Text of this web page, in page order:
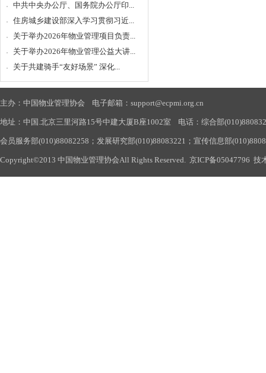
中共中央办公厅、国务院办公厅印...
住房城乡建设部深入学习贯彻习近...
关于举办2026年物业管理项目负责...
关于举办2026年物业管理公益大讲...
关于共建骑手“友好场景” 深化...
主办：中国物业管理协会 电子邮箱：support@ecpmi.org.cn
地址：中国.北京三里河路15号中建大厦B座1002室 电话：综合部
会员服务部(010)88082258；发展研究部(010)88083221；宣传信息部
Copyright©2013 中国物业管理协会All Rights Reserved. 京ICP备05047796 技